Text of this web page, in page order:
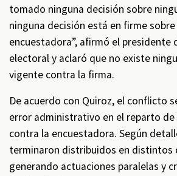
tomado ninguna decisión sobre
ninguna decisión está en firme
encuestadora”, afirmó el presidente
electoral y aclaró que no existe
vigente contra la firma.
De acuerdo con Quiroz, el conflicto
error administrativo en el reparto de
contra la encuestadora. Según
terminaron distribuidos en distintos
generando actuaciones paralelas y